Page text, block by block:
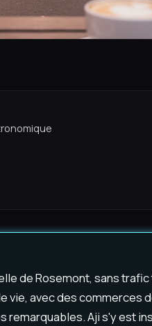
de Rosemont, sans
vie, avec des commerces
Aji s'y est